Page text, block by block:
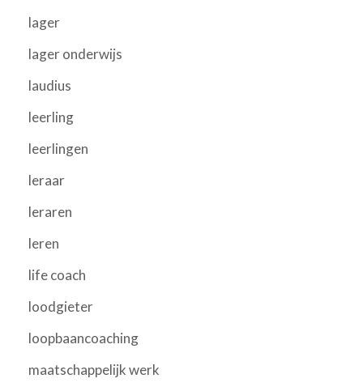
lager
lager onderwijs
laudius
leerling
leerlingen
leraar
leraren
leren
life coach
loodgieter
loopbaancoaching
maatschappelijk werk